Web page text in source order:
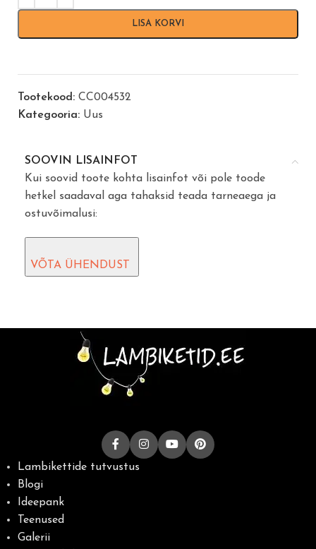
LISA KORVI
Tootekood: CC004532
Kategooria: Uus
SOOVIN LISAINFOT
Kui soovid toote kohta lisainfot või pole toode
hetkel saadaval aga tahaksid teada tarneaega ja
ostuvõimalusi:
VÕTA ÜHENDUST
Lambikettide tutvustus
Blogi
Ideepank
Teenused
Galerii